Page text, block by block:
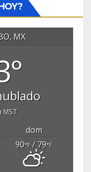
MX
MST
dom
90°F/ 79°F